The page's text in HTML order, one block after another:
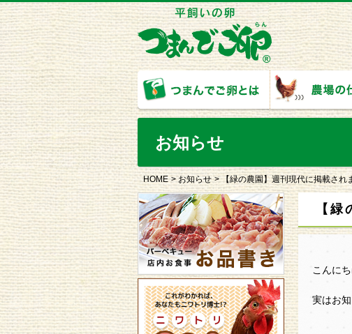
お知らせ
HOME お知らせ 【緑の農園】週刊現代に掲載され
【
こんにち
実はお